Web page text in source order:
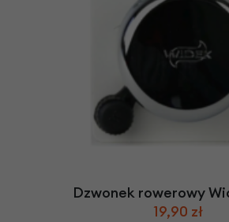
Dzwonek rowerowy
19,90 zł